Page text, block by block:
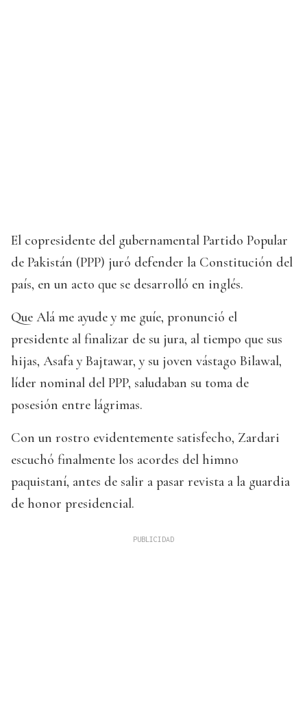
El copresidente del gubernamental Partido Popular
de Pakistán (PPP) juró defender la Constitución del
país, en un acto que se desarrolló en inglés.
Que Alá me ayude y me guíe, pronunció el
presidente al finalizar de su jura, al tiempo que sus
hijas, Asafa y Bajtawar, y su joven vástago Bilawal,
líder nominal del PPP, saludaban su toma de
posesión entre lágrimas.
Con un rostro evidentemente satisfecho, Zardari
escuchó finalmente los acordes del himno
paquistaní, antes de salir a pasar revista a la guardia
de honor presidencial.